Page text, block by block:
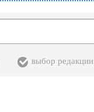
выбор редакции